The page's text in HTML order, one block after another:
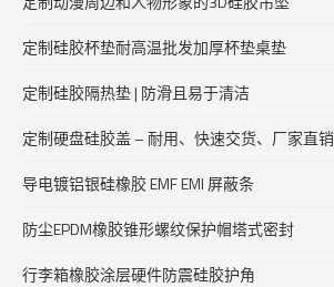
定制硅胶杯垫耐高温批发加厚杯垫桌垫
定制硅胶隔热垫 | 防滑且易于清洁
定制硬盘硅胶盖 – 耐用、快速交货、厂家直销
导电镀铝银硅橡胶 EMF EMI 屏蔽条
防尘EPDM橡胶锥形螺纹保护帽塔式密封
行李箱橡胶涂层硬件防震硅胶护角